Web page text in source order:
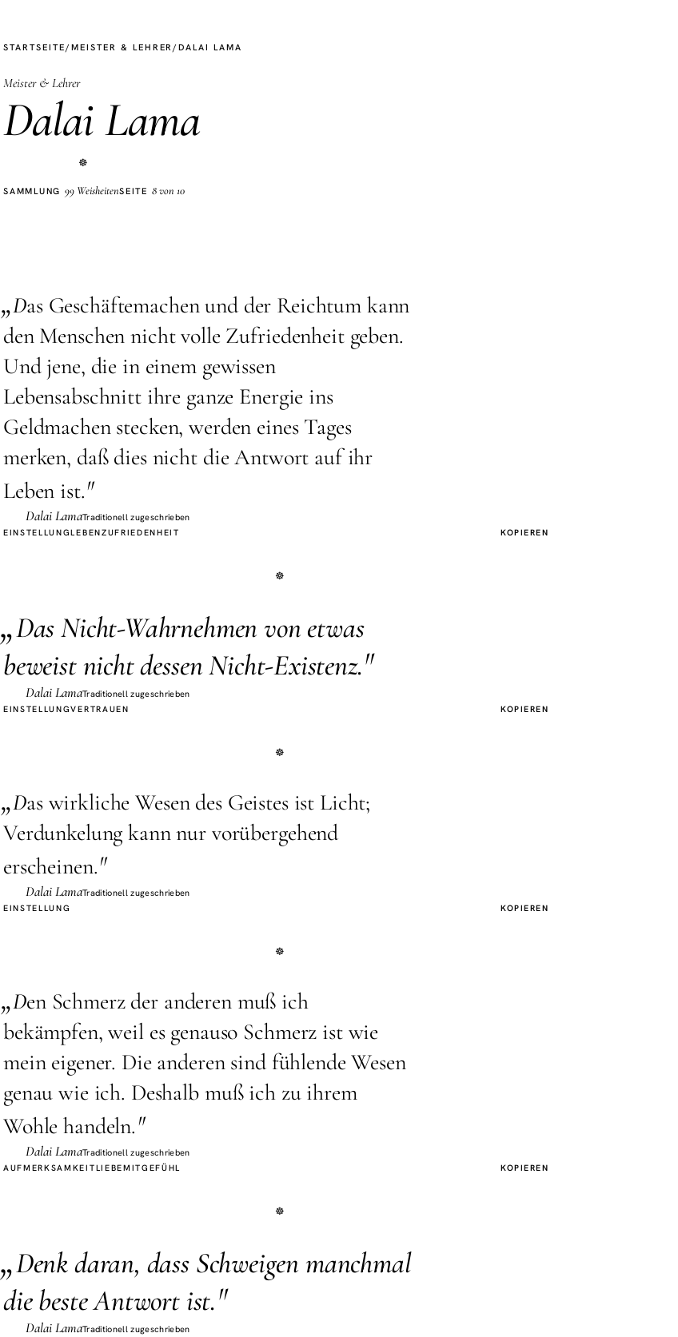
STARTSEITE/ MEISTER & LEHRER/DALAI LAMA
Meister & Lehrer
Dalai Lama
☸
SAMMLUNG 99 WeisheitenSEITE 8 von 10
„Das Geschäftemachen und der Reichtum kann
den Menschen nicht volle Zufriedenheit geben.
Und jene, die in einem gewissen
Lebensabschnitt ihre ganze Energie ins
Geldmachen stecken, werden eines Tages
merken, daß dies nicht die Antwort auf ihr
Leben ist."
Dalai LamaTraditionell zugeschrieben
EINSTELLUNGLEBENZUFRIEDENHEIT KOPIEREN
„Das Nicht-Wahrnehmen von etwas
beweist nicht dessen Nicht-Existenz."
Dalai LamaTraditionell zugeschrieben
EINSTELLUNGVERTRAUEN KOPIEREN
„Das wirkliche Wesen des Geistes ist Licht;
Verdunkelung kann nur vorübergehend
erscheinen."
Dalai LamaTraditionell zugeschrieben
EINSTELLUNG
KOPIEREN
„Den Schmerz der anderen muß ich
bekämpfen, weil es genauso Schmerz ist wie
mein eigener. Die anderen sind fühlende Wesen
genau wie ich. Deshalb muß ich zu ihrem
Wohle handeln."
Dalai LamaTraditionell zugeschrieben
AUFMERKSAMKEITLIEBEMITGEFÜHL KOPIEREN
„Denk daran, dass Schweigen manchmal
die beste Antwort ist."
Dalai LamaTraditionell zugeschrieben